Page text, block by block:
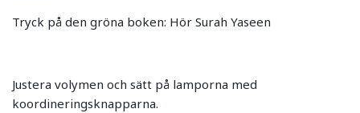
Tryck på den gröna boken: Hör Surah Yaseen
Justera volymen och sätt på lamporna med
koordineringsknapparna.